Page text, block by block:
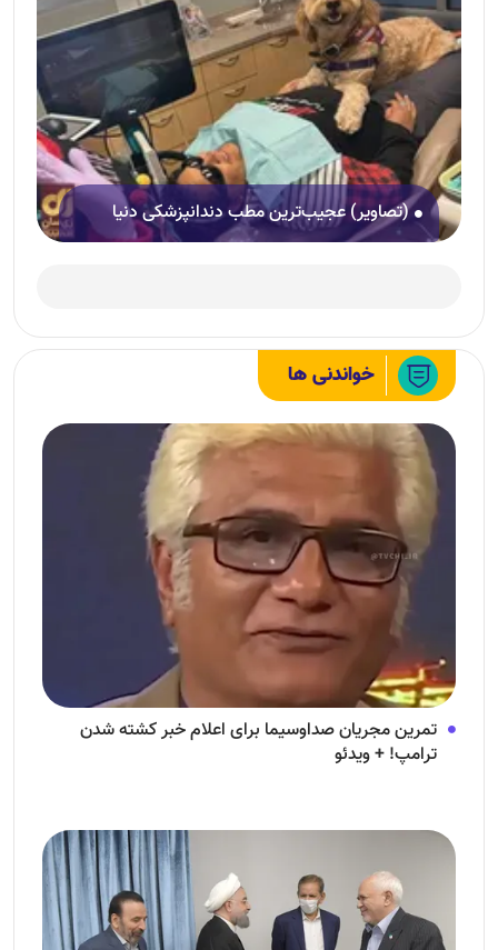
(تصاویر) عجیب‌ترین مطب دندانپزشکی دنیا
خواندنی ها
تمرین مجریان صداوسیما برای اعلام خبر کشته شدن
ترامپ! + ویدئو